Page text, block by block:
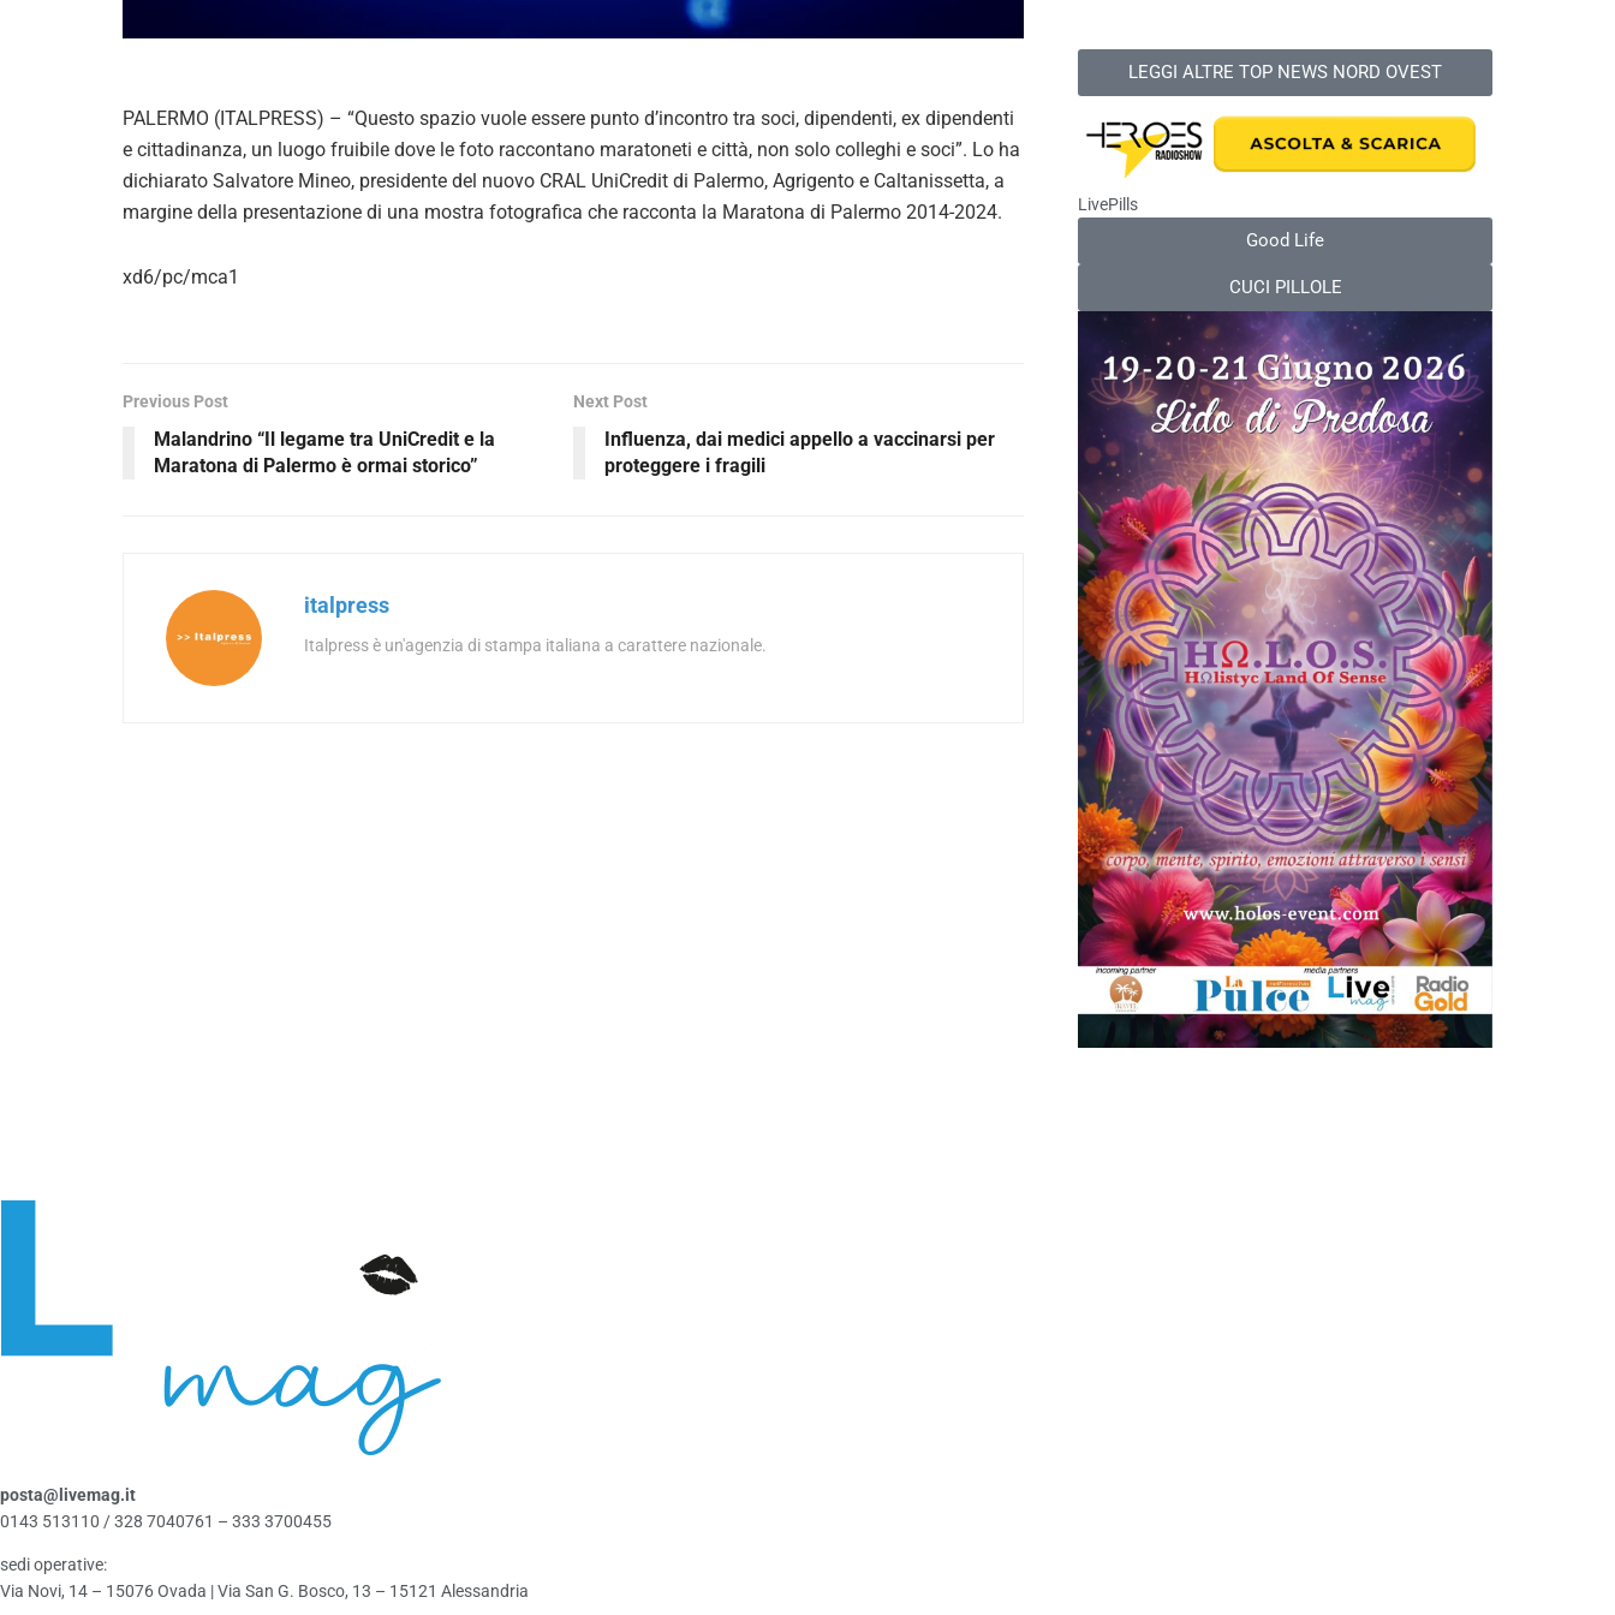
V
d
e
PALERMO (ITALPRESS) – “Questo spazio vuole essere punto d’incontro tra soci, dipendenti, ex dipendenti
e cittadinanza, un luogo fruibile dove le foto raccontano maratoneti e città, non solo colleghi e soci”. Lo ha
dichiarato Salvatore Mineo, presidente del nuovo CRAL UniCredit di Palermo, Agrigento e Caltanissetta, a
margine della presentazione di una mostra fotografica che racconta la Maratona di Palermo 2014-2024.
xd6/pc/mca1
Previous Post
Malandrino “Il legame tra UniCredit e la
Maratona di Palermo è ormai storico”
Next Post
Influenza, dai medici appello a vaccinarsi per
proteggere i fragili
italpress
Italpress è un'agenzia di stampa italiana a carattere nazionale.
LEGGI ALTRE TOP NEWS NORD OVEST
LivePills
Good Life
CUCI PILLOLE
posta@livemag.it
0143 513110 / 328 7040761 – 333 3700455
sedi operative:
Via Novi, 14 – 15076 Ovada | Via San G. Bosco, 13 – 15121 Alessandria